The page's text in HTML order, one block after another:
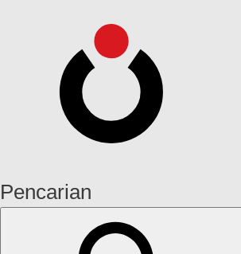
Pencarian